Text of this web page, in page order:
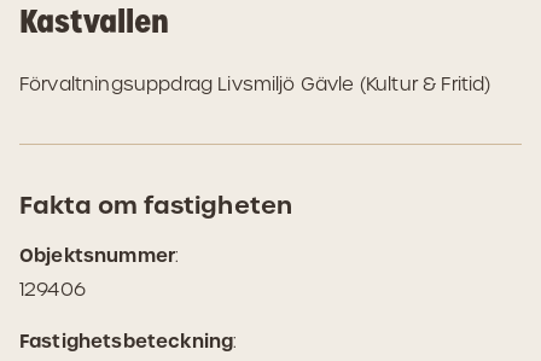
Kastvallen
Förvaltningsuppdrag Livsmiljö Gävle (Kultur & Fritid)
Fakta om fastigheten
Objektsnummer:
129406
Fastighetsbeteckning: